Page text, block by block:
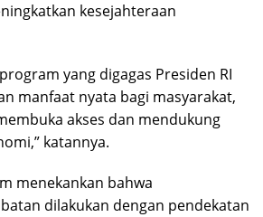
kesejahteraan
yang digagas Presiden RI
manfaat nyata bagi masyarakat,
akses dan mendukung
katannya.
menekankan bahwa
dilakukan dengan pendekatan